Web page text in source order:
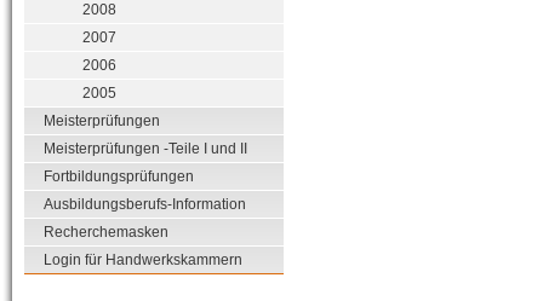
2008
2007
2006
2005
Meisterprüfungen
Meisterprüfungen -Teile I und II
Fortbildungsprüfungen
Ausbildungsberufs-Information
Recherchemasken
Login für Handwerkskammern